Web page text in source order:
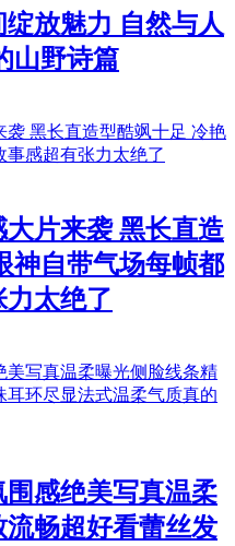
放魅力 自然与人
山野诗篇
片来袭 黑长直造
神自带气场每帧都
太绝了
感绝美写真温柔
畅超好看蕾丝发